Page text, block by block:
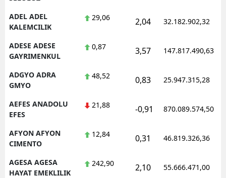
Gümüşhane
Hakkari
Mersin
ADEL ADEL
KALEMCILIK
29,06 2,04 32.182.902,32
ADESE ADESE
GAYRIMENKUL
0,87 3,57 147.817.490,63
ADGYO ADRA
GMYO
48,52 0,83 25.947.315,28
AEFES ANADOLU
EFES
21,88 -0,91 870.089.574,50
AFYON AFYON
CIMENTO
12,84 0,31 46.819.326,36
AGESA AGESA
HAYAT EMEKLILIK
242,90 2,10 55.666.471,00